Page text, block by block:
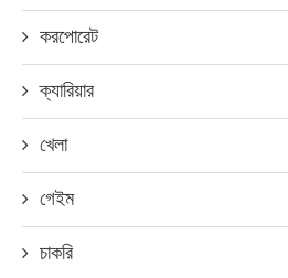
করপোরেট
ক্যারিয়ার
খেলা
গেইম
চাকরি